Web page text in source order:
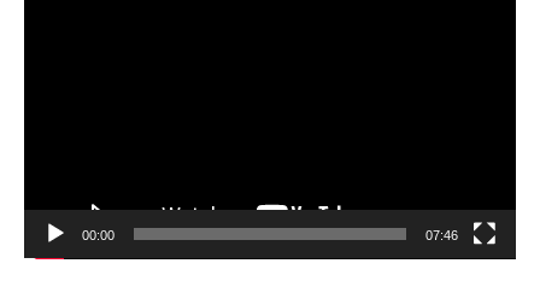
00:00 07:46